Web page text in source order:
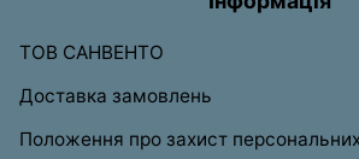
ТОВ САНВЕНТО
Доставка замовлень
Положення про захист